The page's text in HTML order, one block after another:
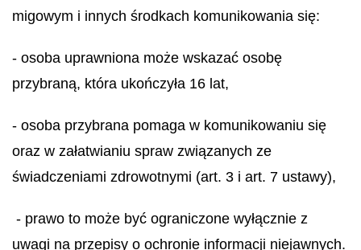
migowym i innych środkach komunikowania się:
- osoba uprawniona może wskazać osobę
przybraną, która ukończyła 16 lat,
- osoba przybrana pomaga w komunikowaniu się
oraz w załatwianiu spraw związanych ze
świadczeniami zdrowotnymi (art. 3 i art. 7 ustawy),
- prawo to może być ograniczone wyłącznie z
uwagi na przepisy o ochronie informacji niejawnych.